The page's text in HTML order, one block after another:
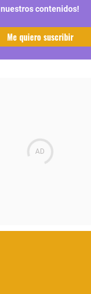
nuestros contenidos!
Me quiero suscribir